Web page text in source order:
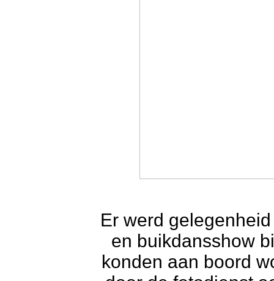
Er werd
en buikdansshow
konden aan boord